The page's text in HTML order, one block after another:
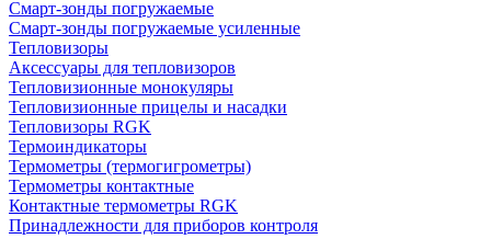
Смарт-зонды погружаемые
Смарт-зонды погружаемые усиленные
Тепловизоры
Аксессуары для тепловизоров
Тепловизионные монокуляры
Тепловизионные прицелы и насадки
Тепловизоры RGK
Термоиндикаторы
Термометры (термогигрометры)
Термометры контактные
Контактные термометры RGK
Принадлежности для приборов контроля